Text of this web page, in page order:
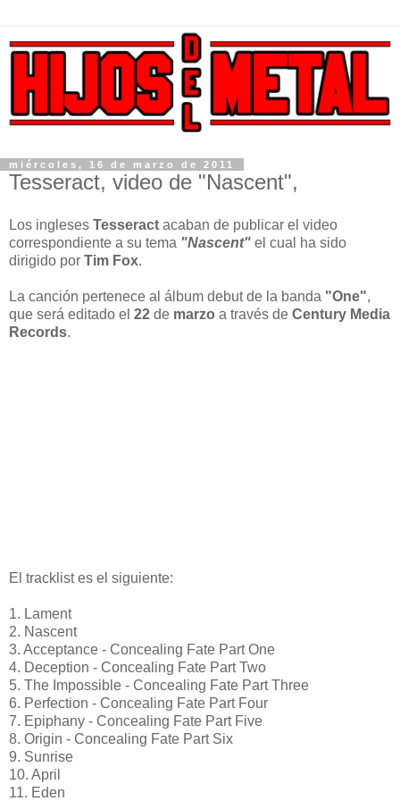
miércoles, 16 de marzo de 2011
Tesseract, video de "Nascent",
Los ingleses Tesseract acaban de publicar el video
correspondiente a su tema "Nascent" el cual ha sido
dirigido por Tim Fox.
La canción pertenece al álbum debut de la banda "One",
que será editado el 22 de marzo a través de Century Media
Records.
El tracklist es el siguiente:
1. Lament
2. Nascent
3. Acceptance - Concealing Fate Part One
4. Deception - Concealing Fate Part Two
5. The Impossible - Concealing Fate Part Three
6. Perfection - Concealing Fate Part Four
7. Epiphany - Concealing Fate Part Five
8. Origin - Concealing Fate Part Six
9. Sunrise
10. April
11. Eden